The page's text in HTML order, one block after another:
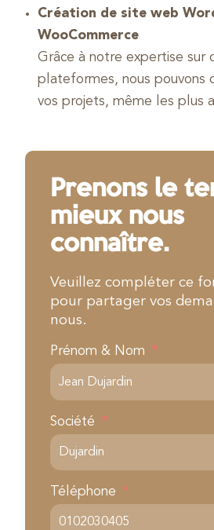
Création de site web
WooCommerce
Grâce à notre expertise sur
plateformes, nous pouvons
vos projets, même les plus
Prenons le
mieux nous
connaître.
Veuillez compléter ce
pour partager vos
nous.
Prénom & Nom
Société
Téléphone